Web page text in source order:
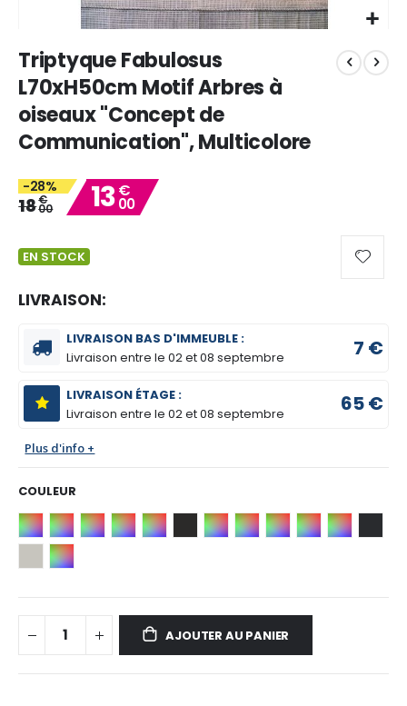
to
the
beginning
of
the
images
Triptyque Fabulosus
L70xH50cm Motif Arbres à
oiseaux "Concept de
Communication", Multicolore
-28%
18€
00 13€
00
EN STOCK
LIVRAISON:
LIVRAISON BAS D'IMMEUBLE :
Livraison entre le02 et 08 septembre 7 €
LIVRAISON ÉTAGE :
Livraison entre le02 et 08 septembre 65 €
Plus d'info +
COULEUR
AJOUTER AU PANIER